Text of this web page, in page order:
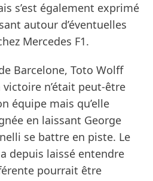
s’est également exprimé
autour d’éventuelles
Mercedes F1.
Barcelone, Toto Wolff
n’était peut-être
équipe mais qu’elle
en laissant George
se battre en piste. Le
depuis laissé entendre
pourrait être